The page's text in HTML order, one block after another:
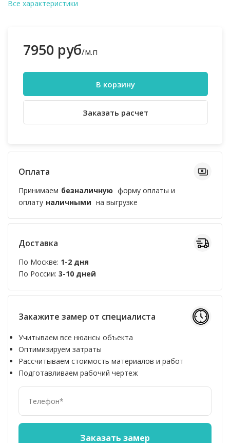
Все характеристики
7950 руб/м.п
В корзину
Заказать расчет
Оплата
Принимаем безналичную форму оплаты и
оплату наличными на выгрузке
Доставка
По Москве: 1-2 дня
По России: 3-10 дней
Закажите замер от специалиста
Учитываем все нюансы объекта
Оптимизируем затраты
Рассчитываем стоимость материалов и работ
Подготавливаем рабочий чертеж